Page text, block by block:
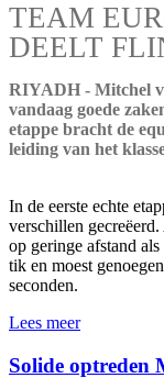
TEAM
DEELT
RIYADH - Mitchel
vandaag goede
etappe bracht de
leiding van het
In de eerste echte
verschillen
op geringe afstand
tik en moest
seconden.
Lees meer
Solide optreden